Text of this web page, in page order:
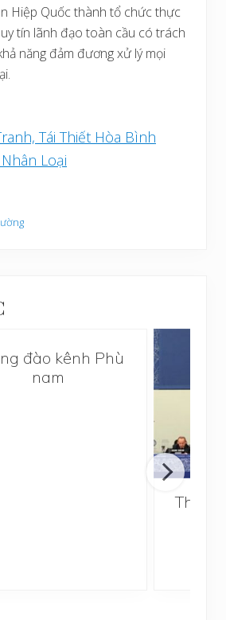
Hiệp Quốc thành tổ chức thực
tín lãnh đạo toàn cầu có trách
năng đảm đương xử lý mọi
Tái Thiết Hòa Bình
Loại
đào kênh Phù
nam
Thất